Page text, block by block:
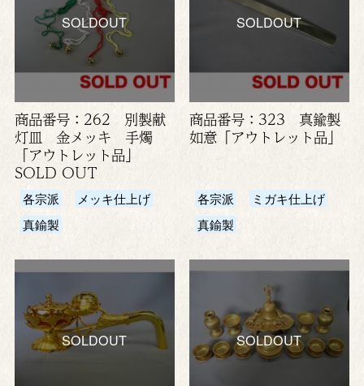
SOLDOUT
商品番号：262 別製献
灯皿 金メッキ 手燭
「アウトレット品」
SOLD OUT
各宗派
メッキ仕上げ
真鍮製
SOLDOUT
商品番号：323 真鍮製
如意「アウトレット品」
各宗派
ミガキ仕上げ
真鍮製
SOLDOUT SOLDOUT